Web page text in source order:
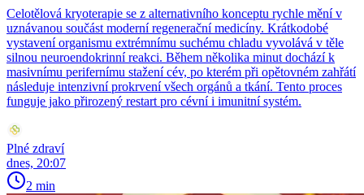
Celotělová kryoterapie se z alternativního konceptu rychle mění v
uznávanou součást moderní regenerační medicíny. Krátkodobé
vystavení organismu extrémnímu suchému chladu vyvolává v těle
silnou neuroendokrinní reakci. Během několika minut dochází k
masivnímu perifernímu stažení cév, po kterém při opětovném zahřátí
následuje intenzivní prokrvení všech orgánů a tkání. Tento proces
funguje jako přirozený restart pro cévní i imunitní systém.
Plné zdraví
dnes, 20:07
2 min